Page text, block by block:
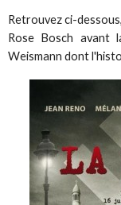
Retrouvez ci-
Rose Bosch avant
Weismann dont